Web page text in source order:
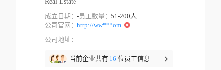
Real Estate
成立日期： -员工数量： 51-200人
公司官网： http://ww***om
公司地址： -
当前企业共有 16 位员工信息